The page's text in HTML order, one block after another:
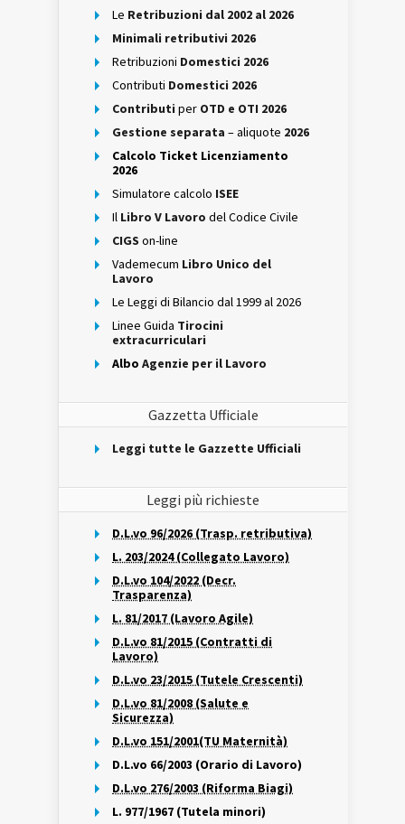
Le Retribuzioni dal 2002 al 2026
Minimali retributivi 2026
Retribuzioni Domestici 2026
Contributi Domestici 2026
Contributi per OTD e OTI 2026
Gestione separata – aliquote 2026
Calcolo Ticket Licenziamento
2026
Simulatore calcolo ISEE
Il Libro V Lavoro del Codice Civile
CIGS on-line
Vademecum Libro Unico del
Lavoro
Le Leggi di Bilancio dal 1999 al 2026
Linee Guida Tirocini
extracurriculari
Albo Agenzie per il Lavoro
Gazzetta Ufficiale
Leggi tutte le Gazzette Ufficiali
Leggi più richieste
D.L.vo 96/2026 (Trasp. retributiva)
L. 203/2024 (Collegato Lavoro)
D.L.vo 104/2022 (Decr.
Trasparenza)
L. 81/2017 (Lavoro Agile)
D.L.vo 81/2015 (Contratti di
Lavoro)
D.L.vo 23/2015 (Tutele Crescenti)
D.L.vo 81/2008 (Salute e
Sicurezza)
D.L.vo 151/2001(TU Maternità)
D.L.vo 66/2003 (Orario di Lavoro)
D.L.vo 276/2003 (Riforma Biagi)
L. 977/1967 (Tutela minori)